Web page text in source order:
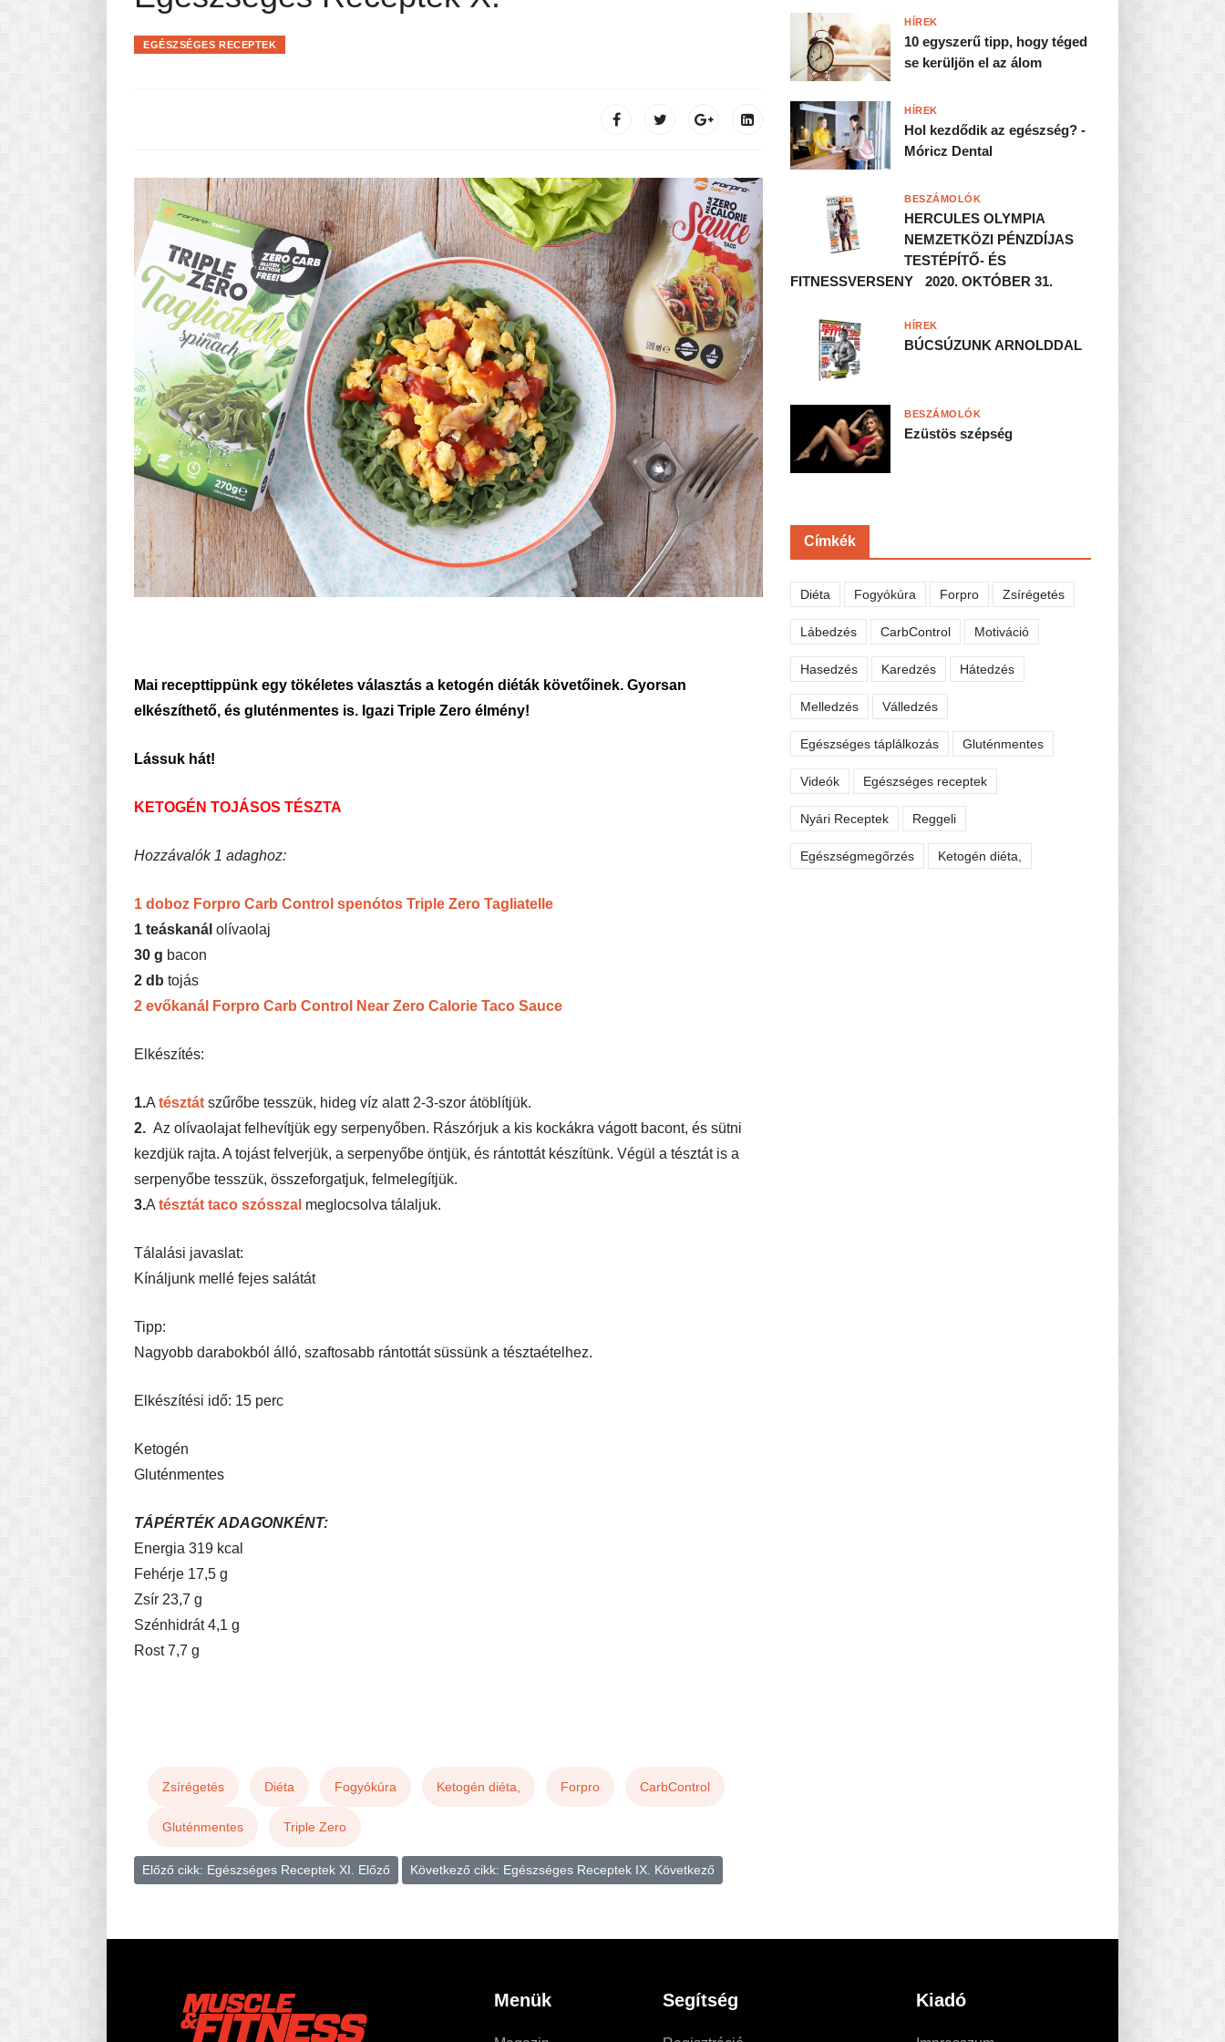
Pasta-túra - avagy A TÉSZTA TÖRTÉNETE
MINDENNAPI KENYERÜNK
EGÉSZSÉGES RECEPTEK
Mai recepttippünk egy tökéletes választás a ketogén diéták követőinek. Gyorsan
elkészíthető, és gluténmentes is. Igazi Triple Zero élmény!
Lássuk hát!
KETOGÉN TOJÁSOS TÉSZTA
Hozzávalók 1 adaghoz:
1 doboz Forpro Carb Control spenótos Triple Zero Tagliatelle
1 teáskanál olívaolaj
30 g bacon
2 db tojás
2 evőkanál Forpro Carb Control Near Zero Calorie Taco Sauce
Elkészítés:
1.A tésztát szűrőbe tesszük, hideg víz alatt 2-3-szor átöblítjük.
2. Az olívaolajat felhevítjük egy serpenyőben. Rászórjuk a kis kockákra vágott bacont, és sütni
kezdjük rajta. A tojást felverjük, a serpenyőbe öntjük, és rántottát készítünk. Végül a tésztát is a
serpenyőbe tesszük, összeforgatjuk, felmelegítjük.
3.A tésztát taco szósszal meglocsolva tálaljuk.
Tálalási javaslat:
Kínáljunk mellé fejes salátát
Tipp:
Nagyobb darabokból álló, szaftosabb rántottát süssünk a tésztaételhez.
Elkészítési idő: 15 perc
Ketogén
Gluténmentes
TÁPÉRTÉK ADAGONKÉNT:
Energia 319 kcal
Fehérje 17,5 g
Zsír 23,7 g
Szénhidrát 4,1 g
Rost 7,7 g
Zsírégetés Diéta Fogyókúra Ketogén diéta, Forpro CarbControl
Gluténmentes Triple Zero
Előző cikk: Egészséges Receptek XI. Előző Következő cikk: Egészséges Receptek IX. Következő
10 egyszerű tipp, hogy téged
se kerüljön el az álom
HÍREK
Hol kezdődik az egészség? -
Móricz Dental
HÍREK
HERCULES OLYMPIA
NEMZETKÖZI PÉNZDÍJAS
TESTÉPÍTŐ- ÉS
FITNESSVERSENY 2020. OKTÓBER 31.
BESZÁMOLÓK
BÚCSÚZUNK ARNOLDDAL
HÍREK
Ezüstös szépség
BESZÁMOLÓK
Címkék
Diéta Fogyókúra Forpro Zsírégetés
Lábedzés CarbControl Motiváció
Hasedzés Karedzés Hátedzés
Melledzés Válledzés
Egészséges táplálkozás Gluténmentes
Videók Egészséges receptek
Nyári Receptek Reggeli
Egészségmegőrzés Ketogén diéta,
Menük Segítség Kiadó